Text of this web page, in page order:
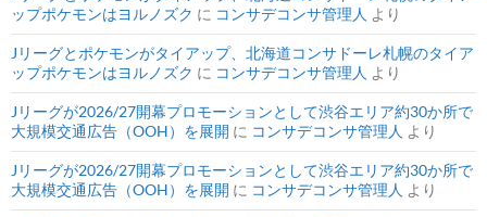
ップポケモンはヨルノズク に コンサデコンサ管理人 より
Jリーグとポケモンがタイアップ、北海道コンサドーレ札幌のタイア
ップポケモンはヨルノズク に コンサデコンサ管理人 より
Jリーグが2026/27開幕プロモーションとして渋谷エリア約30か所で
大規模交通広告（OOH）を展開 に コンサデコンサ管理人 より
Jリーグが2026/27開幕プロモーションとして渋谷エリア約30か所で
大規模交通広告（OOH）を展開 に コンサデコンサ管理人 より